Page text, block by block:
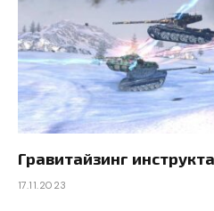
Гравитайзинг
17.11.2023